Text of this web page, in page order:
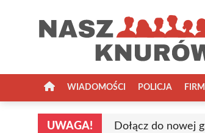
WIADOMOŚCI POLICJA
UWAGA! Dołącz do nowej